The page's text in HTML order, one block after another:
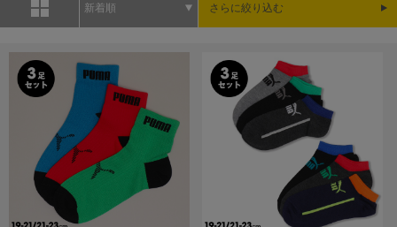
新着順 さらに絞り込む